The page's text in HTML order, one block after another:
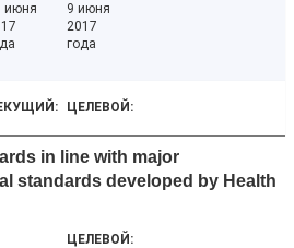
июня
9 июня
2017
года
in line with major
standards developed by Health